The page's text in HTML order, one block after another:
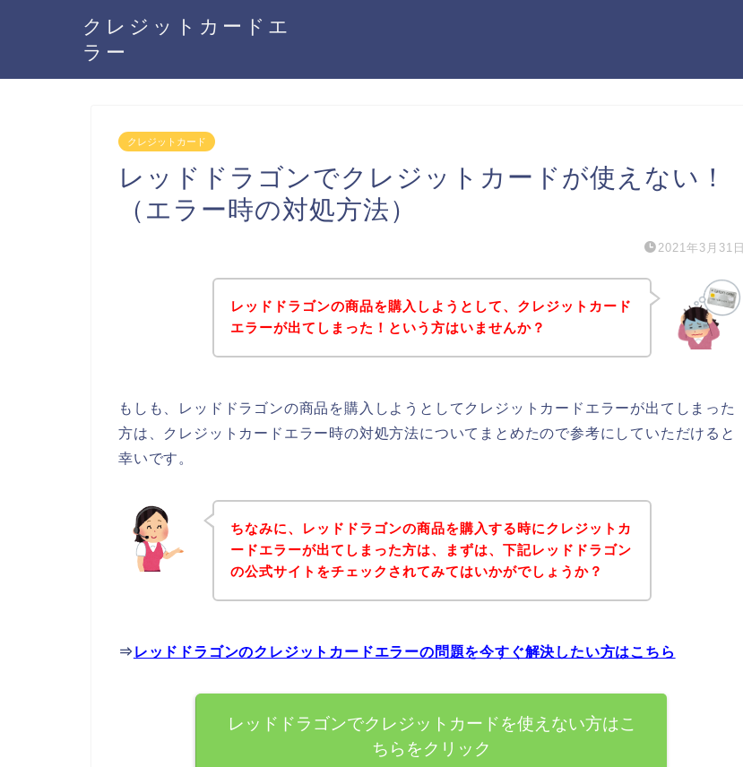
クレジットカードエ
ラー
クレジットカード
レッドドラゴンでクレジットカードが使えない！
（エラー時の対処方法）
2021年3月31日
レッドドラゴンの商品を購入しようとして、クレジットカード
エラーが出てしまった！という方はいませんか？
もしも、レッドドラゴンの商品を購入しようとしてクレジットカードエラーが出てしまった
方は、クレジットカードエラー時の対処方法についてまとめたので参考にしていただけると
幸いです。
ちなみに、レッドドラゴンの商品を購入する時にクレジットカ
ードエラーが出てしまった方は、まずは、下記レッドドラゴン
の公式サイトをチェックされてみてはいかがでしょうか？
⇒ レッドドラゴンのクレジットカードエラーの問題を今すぐ解決したい方はこちら
レッドドラゴンでクレジットカードを使えない方はこ
ちらをクリック